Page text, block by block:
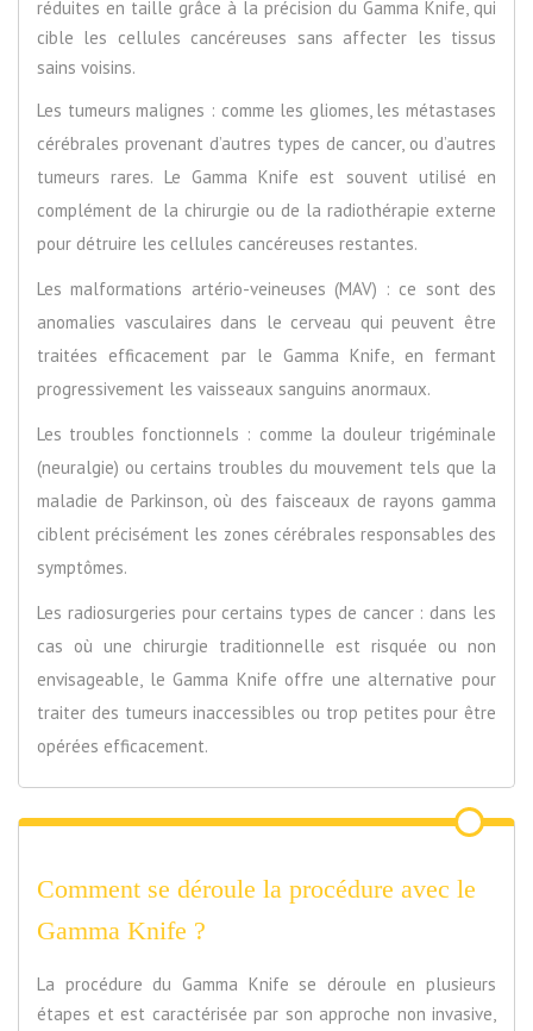
réduites en taille grâce à la précision du Gamma Knife, qui
cible les cellules cancéreuses sans affecter les tissus
sains voisins.
Les tumeurs malignes : comme les gliomes, les métastases
cérébrales provenant d’autres types de cancer, ou d’autres
tumeurs rares. Le Gamma Knife est souvent utilisé en
complément de la chirurgie ou de la radiothérapie externe
pour détruire les cellules cancéreuses restantes.
Les malformations artério-veineuses (MAV) : ce sont des
anomalies vasculaires dans le cerveau qui peuvent être
traitées efficacement par le Gamma Knife, en fermant
progressivement les vaisseaux sanguins anormaux.
Les troubles fonctionnels : comme la douleur trigéminale
(neuralgie) ou certains troubles du mouvement tels que la
maladie de Parkinson, où des faisceaux de rayons gamma
ciblent précisément les zones cérébrales responsables des
symptômes.
Les radiosurgeries pour certains types de cancer : dans les
cas où une chirurgie traditionnelle est risquée ou non
envisageable, le Gamma Knife offre une alternative pour
traiter des tumeurs inaccessibles ou trop petites pour être
opérées efficacement.
Comment se déroule la procédure avec le
Gamma Knife ?
La procédure du Gamma Knife se déroule en plusieurs
étapes et est caractérisée par son approche non invasive,